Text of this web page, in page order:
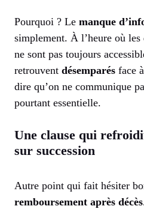
Pourquoi ? Le manque
simplement. À l’heure où
ne sont pas toujours
retrouvent désemparés face
dire qu’on ne communique
pourtant essentielle.
Une clause qui
sur succession
Autre point qui fait hésiter
remboursement après décès